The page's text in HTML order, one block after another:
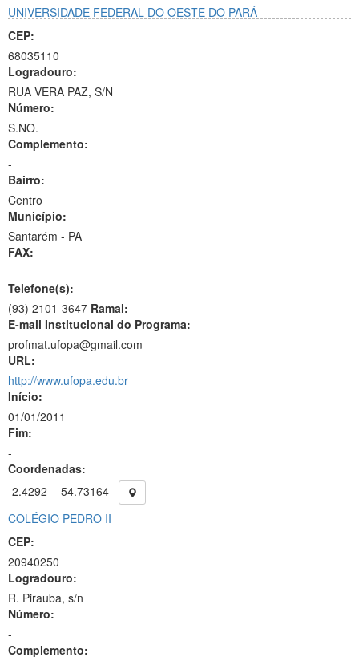
UNIVERSIDADE FEDERAL DO OESTE DO PARÁ
CEP:
68035110
Logradouro:
RUA VERA PAZ, S/N
Número:
S.NO.
Complemento:
-
Bairro:
Centro
Município:
Santarém - PA
FAX:
-
Telefone(s):
(93) 2101-3647 Ramal:
E-mail Institucional do Programa:
profmat.ufopa@gmail.com
URL:
http://www.ufopa.edu.br
Início:
01/01/2011
Fim:
-
Coordenadas:
-2.4292
-54.73164
COLÉGIO PEDRO II
CEP:
20940250
Logradouro:
R. Pirauba, s/n
Número:
-
Complemento: